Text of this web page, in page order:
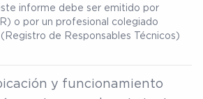
informe debe ser emitido por
o por un profesional colegiado
de Responsables Técnicos)
y funcionamiento